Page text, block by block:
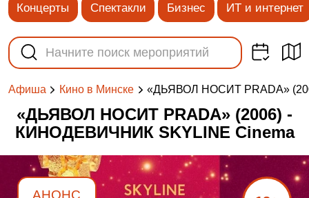
Концерты Спектакли Бизнес ИТ и интернет
Афиша Кино в Минске «ДЬЯВОЛ НОСИТ PRADA»
«ДЬЯВОЛ НОСИТ PRADA» (2006) -
КИНОДЕВИЧНИК SKYLINE Cinema
АНОНС